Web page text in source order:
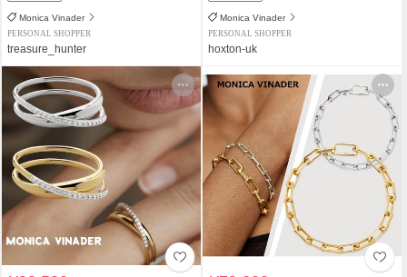
Monica Vinader
PERSONAL SHOPPER
treasure_hunter
Monica Vinader
PERSONAL SHOPPER
hoxton-uk